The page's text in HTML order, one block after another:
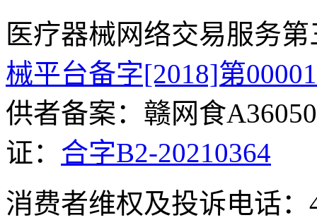
医疗器械网络交易服务
械平台备字[2018]第
供者备案：赣网食
证： 合字B2-20210364
消费者维权及投诉电话：